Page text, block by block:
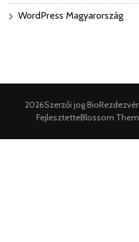
WordPress Magyarország
2026Szerzői jog
FejlesztetteBlossom